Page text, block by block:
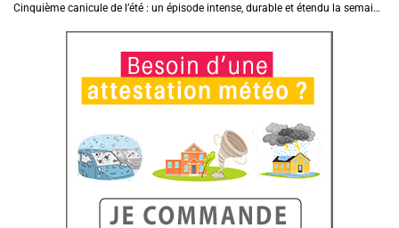
Cinquième canicule de l’été : un épisode intense, durable et étendu la semaine prochaine